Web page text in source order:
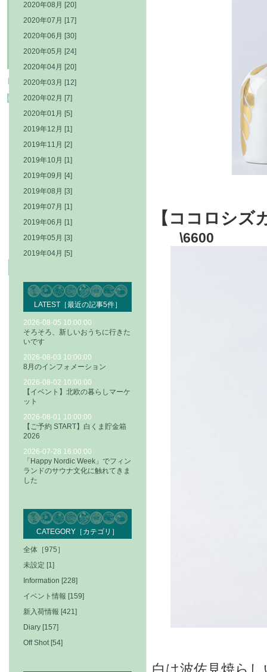
【ココロシズ
\6600
2020年08月 [20]
2020年07月 [17]
2020年06月 [30]
2020年05月 [24]
2020年04月 [20]
2020年03月 [12]
2020年02月 [7]
2020年01月 [5]
2019年12月 [1]
2019年11月 [2]
2019年10月 [1]
2019年09月 [4]
2019年08月 [3]
2019年07月 [1]
2019年06月 [1]
2019年05月 [3]
2019年04月 [5]
LATEST［最近の記事5件］
2026-08-05 10:00:00
そろそろ、新しいおうちに行きた
いです
2026-08-03 10:00:00
8月のインフォメーション
2026-08-02 10:00:00
【イベント】北欧の暮らしマーケ
ット
2026-08-01 10:00:00
【ご予約 START】白くま貯金箱
2026
2026-07-28 16:00:00
「Happy Nordic Week」でフィン
ランドのサウナ文化に触れてきま
した
CATEGORY［カテゴリ］
全体［975］
未設定 [1]
Information [228]
イベント情報 [159]
新入荷情報 [421]
Diary [157]
Off Shot [54]